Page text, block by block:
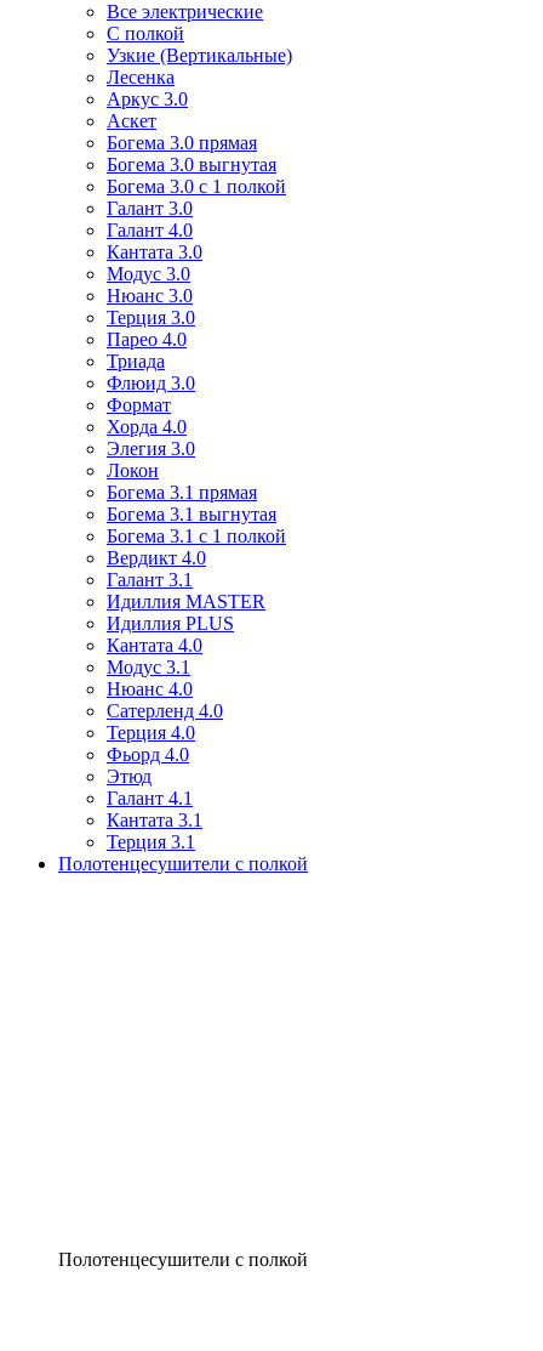
Все электрические
С полкой
Узкие (Вертикальные)
Лесенка
Аркус 3.0
Аскет
Богема 3.0 прямая
Богема 3.0 выгнутая
Богема 3.0 с 1 полкой
Галант 3.0
Галант 4.0
Кантата 3.0
Модус 3.0
Нюанс 3.0
Терция 3.0
Парео 4.0
Триада
Флюид 3.0
Формат
Хорда 4.0
Элегия 3.0
Локон
Богема 3.1 прямая
Богема 3.1 выгнутая
Богема 3.1 с 1 полкой
Вердикт 4.0
Галант 3.1
Идиллия MASTER
Идиллия PLUS
Кантата 4.0
Модус 3.1
Нюанс 4.0
Сатерленд 4.0
Терция 4.0
Фьорд 4.0
Этюд
Галант 4.1
Кантата 3.1
Терция 3.1
Полотенцесушители с полкой
Полотенцесушители с полкой